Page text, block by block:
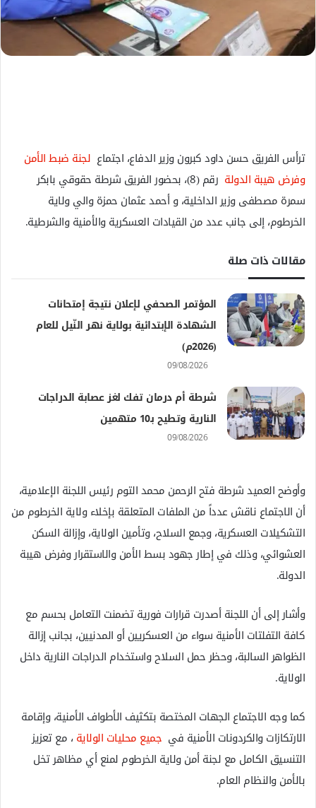
ر
و
ترأس الفريق حسن داود كبرون وزير الدفاع، اجتماع لجنة ضبط الأمن
وفرض هيبة الدولة
رقم (8)، بحضور الفريق شرطة حقوقي بابكر
سمرة مصطفى وزير الداخلية، و أحمد عثمان حمزة والي ولاية
الخرطوم، إلى جانب عدد من القيادات العسكرية والأمنية والشرطية.
مقالات ذات صلة
المؤتمر الصحفي لإعلان نتيجة إمتحانات
الشهادة الإبتدائية بولاية نهر النّيل للعام
(2026م)
09/08/2026
شرطة أم درمان تفك لغز عصابة الدراجات
النارية وتطيح بـ10 متهمين
09/08/2026
وأوضح العميد شرطة فتح الرحمن محمد التوم رئيس اللجنة الإعلامية،
أن الاجتماع ناقش عدداً من الملفات المتعلقة بإخلاء ولاية الخرطوم من
التشكيلات العسكرية، وجمع السلاح، وتأمين الولاية، وإزالة السكن
العشوائي، وذلك في إطار جهود بسط الأمن والاستقرار وفرض هيبة
الدولة.
وأشار إلى أن اللجنة أصدرت قرارات فورية تضمنت التعامل بحسم مع
كافة التفلتات الأمنية سواء من العسكريين أو المدنيين، بجانب إزالة
الظواهر السالبة، وحظر حمل السلاح واستخدام الدراجات النارية داخل
الولاية.
كما وجه الاجتماع الجهات المختصة بتكثيف الأطواف الأمنية، وإقامة
الارتكازات والكردونات الأمنية في جميع محليات الولاية، مع تعزيز
التنسيق الكامل مع لجنة أمن ولاية الخرطوم لمنع أي مظاهر تخل
بالأمن والنظام العام.